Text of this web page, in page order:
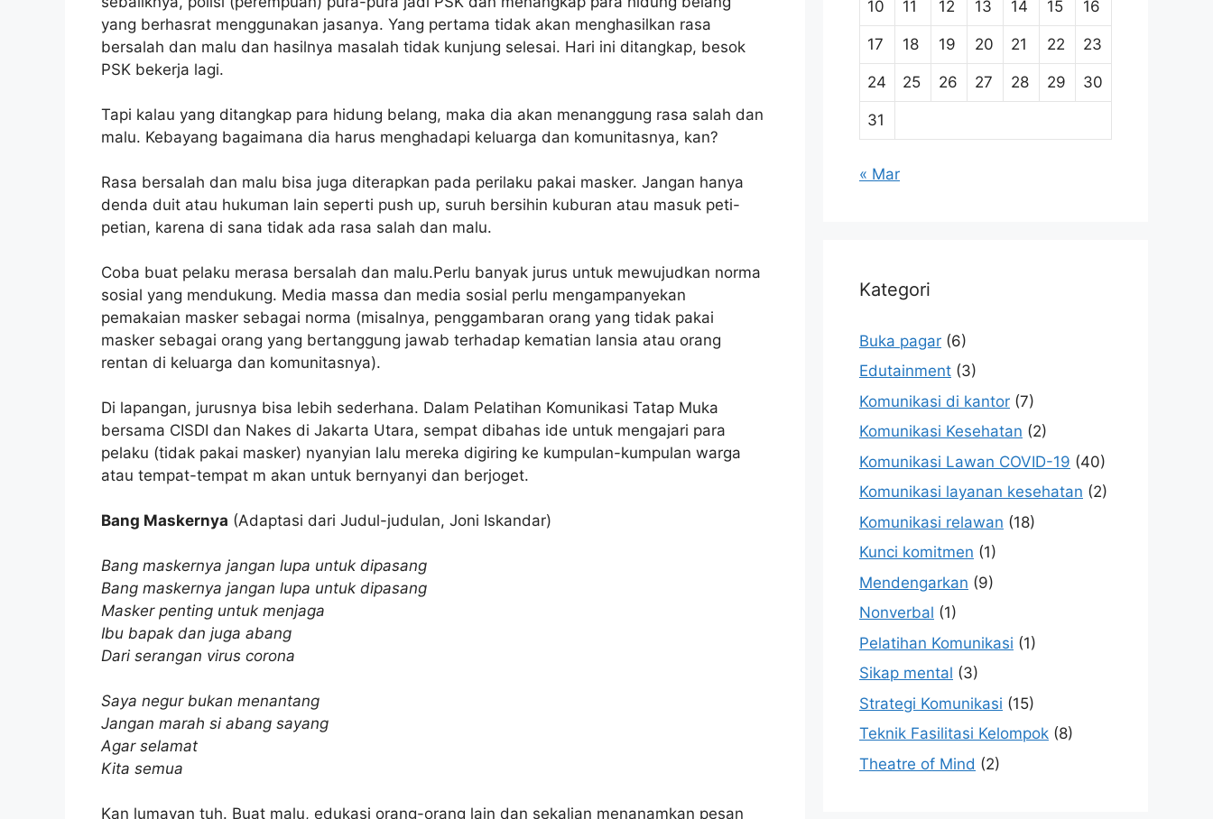
yang berhasrat menggunakan jasanya. Yang pertama tidak akan menghasilkan rasa
bersalah dan malu dan hasilnya masalah tidak kunjung selesai. Hari ini ditangkap, besok
PSK bekerja lagi.
Tapi kalau yang ditangkap para hidung belang, maka dia akan menanggung rasa salah dan
malu. Kebayang bagaimana dia harus menghadapi keluarga dan komunitasnya, kan?
Rasa bersalah dan malu bisa juga diterapkan pada perilaku pakai masker. Jangan hanya
denda duit atau hukuman lain seperti push up, suruh bersihin kuburan atau masuk peti-
petian, karena di sana tidak ada rasa salah dan malu.
Coba buat pelaku merasa bersalah dan malu.Perlu banyak jurus untuk mewujudkan norma
sosial yang mendukung. Media massa dan media sosial perlu mengampanyekan
pemakaian masker sebagai norma (misalnya, penggambaran orang yang tidak pakai
masker sebagai orang yang bertanggung jawab terhadap kematian lansia atau orang
rentan di keluarga dan komunitasnya).
Di lapangan, jurusnya bisa lebih sederhana. Dalam Pelatihan Komunikasi Tatap Muka
bersama CISDI dan Nakes di Jakarta Utara, sempat dibahas ide untuk mengajari para
pelaku (tidak pakai masker) nyanyian lalu mereka digiring ke kumpulan-kumpulan warga
atau tempat-tempat m akan untuk bernyanyi dan berjoget.
Bang Maskernya (Adaptasi dari Judul-judulan, Joni Iskandar)
Bang maskernya jangan lupa untuk dipasang
Bang maskernya jangan lupa untuk dipasang
Masker penting untuk menjaga
Ibu bapak dan juga abang
Dari serangan virus corona
Saya negur bukan menantang
Jangan marah si abang sayang
Agar selamat
Kita semua
Kan lumayan tuh. Buat malu, edukasi orang-orang lain dan sekalian menanamkan pesan
10 11 12 13 14 15 16
17 18 19 20 21 22 23
24 25 26 27 28 29 30
31
« Mar
Kategori
Buka pagar (6)
Edutainment (3)
Komunikasi di kantor (7)
Komunikasi Kesehatan (2)
Komunikasi Lawan COVID-19 (40)
Komunikasi layanan kesehatan (2)
Komunikasi relawan (18)
Kunci komitmen (1)
Mendengarkan (9)
Nonverbal (1)
Pelatihan Komunikasi (1)
Sikap mental (3)
Strategi Komunikasi (15)
Teknik Fasilitasi Kelompok (8)
Theatre of Mind (2)